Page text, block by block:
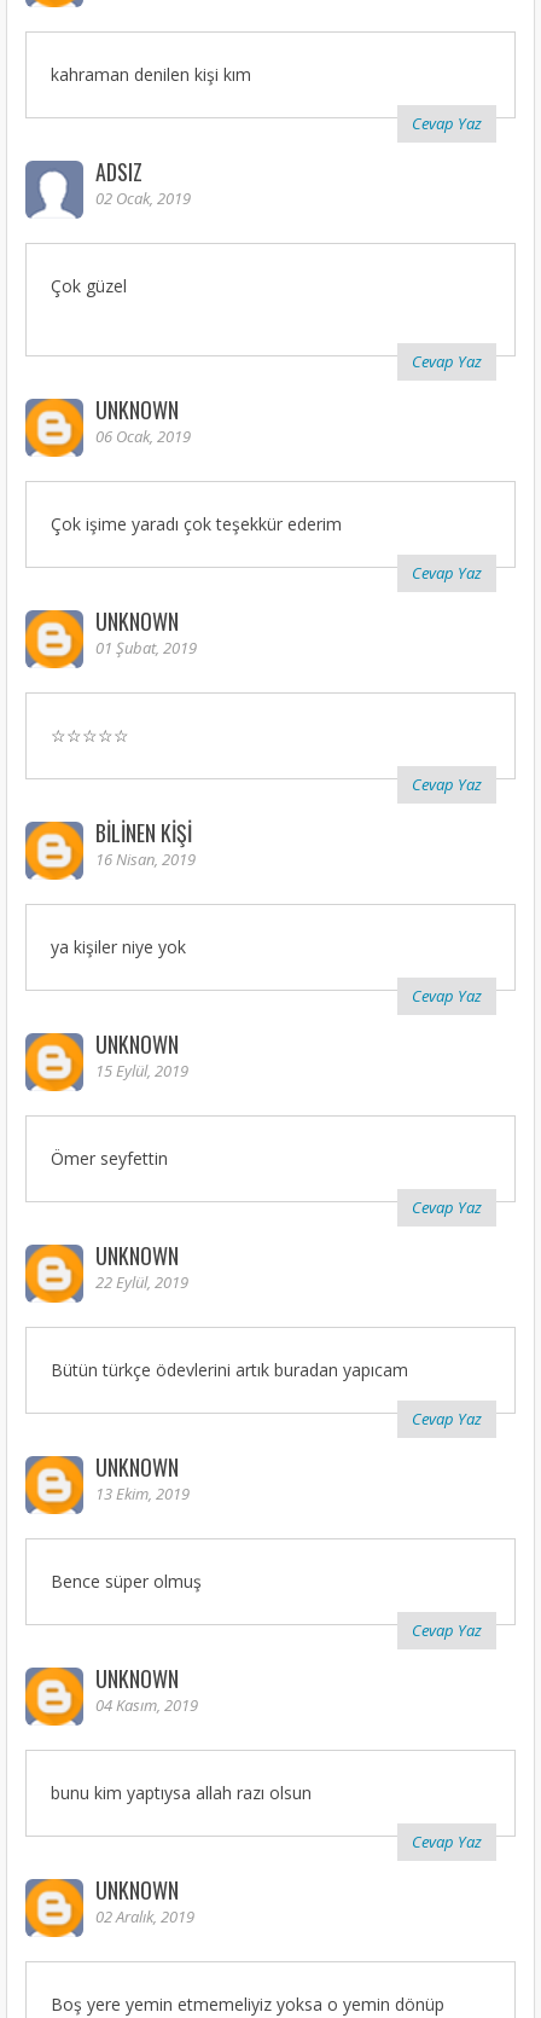
kahraman denilen kişi kım
Cevap Yaz
ADSIZ
02 Ocak, 2019
Çok güzel
Cevap Yaz
UNKNOWN
06 Ocak, 2019
Çok işime yaradı çok teşekkür ederim
Cevap Yaz
UNKNOWN
01 Şubat, 2019
☆☆☆☆☆
Cevap Yaz
BILINEN KIŞI
16 Nisan, 2019
ya kişiler niye yok
Cevap Yaz
UNKNOWN
15 Eylül, 2019
Ömer seyfettin
Cevap Yaz
UNKNOWN
22 Eylül, 2019
Bütün türkçe ödevlerini artık buradan yapıcam
Cevap Yaz
UNKNOWN
13 Ekim, 2019
Bence süper olmuş
Cevap Yaz
UNKNOWN
04 Kasım, 2019
bunu kim yaptıysa allah razı olsun
Cevap Yaz
UNKNOWN
02 Aralık, 2019
Boş yere yemin etmemeliyiz yoksa o yemin dönüp